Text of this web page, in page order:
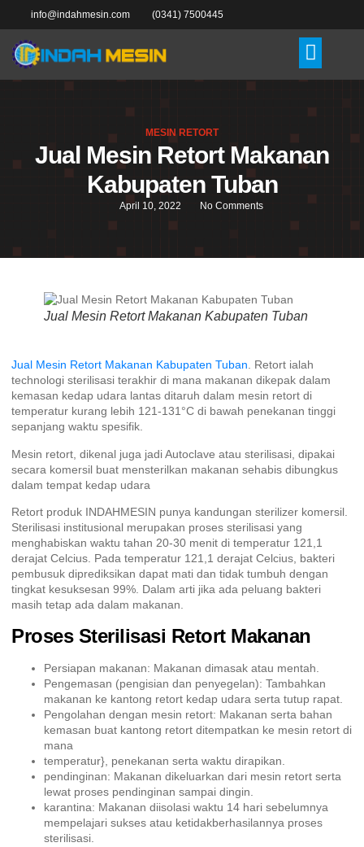
info@indahmesin.com (0341) 7500445
MESIN RETORT
Jual Mesin Retort Makanan
Kabupaten Tuban
April 10, 2022 No Comments
Jual Mesin Retort Makanan Kabupaten Tuban
Jual Mesin Retort Makanan Kabupaten Tuban. Retort ialah
technologi sterilisasi terakhir di mana makanan dikepak dalam
kemasan kedap udara lantas ditaruh dalam mesin retort di
temperatur kurang lebih 121-131°C di bawah penekanan tinggi
sepanjang waktu spesifik.
Mesin retort, dikenal juga jadi Autoclave atau sterilisasi, dipakai
secara komersil buat mensterilkan makanan sehabis dibungkus
dalam tempat kedap udara
Retort produk INDAHMESIN punya kandungan sterilizer komersil.
Sterilisasi institusional merupakan proses sterilisasi yang
menghabiskan waktu tahan 20-30 menit di temperatur 121,1
derajat Celcius. Pada temperatur 121,1 derajat Celcius, bakteri
pembusuk diprediksikan dapat mati dan tidak tumbuh dengan
tingkat kesuksesan 99%. Dalam arti jika ada peluang bakteri
masih tetap ada dalam makanan.
Proses Sterilisasi Retort Makanan
Persiapan makanan: Makanan dimasak atau mentah.
Pengemasan (pengisian dan penyegelan): Tambahkan
makanan ke kantong retort kedap udara serta tutup rapat.
Pengolahan dengan mesin retort: Makanan serta bahan
kemasan buat kantong retort ditempatkan ke mesin retort di
mana
temperatur}, penekanan serta waktu dirapikan.
pendinginan: Makanan dikeluarkan dari mesin retort serta
lewat proses pendinginan sampai dingin.
karantina: Makanan diisolasi waktu 14 hari sebelumnya
mempelajari sukses atau ketidakberhasilannya proses
sterilisasi.